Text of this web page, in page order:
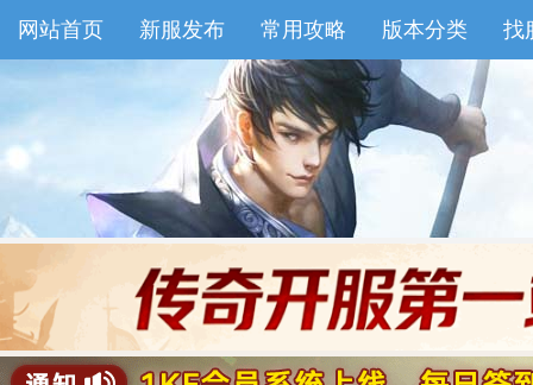
网站首页 新服发布 常用攻略 版本分类 找